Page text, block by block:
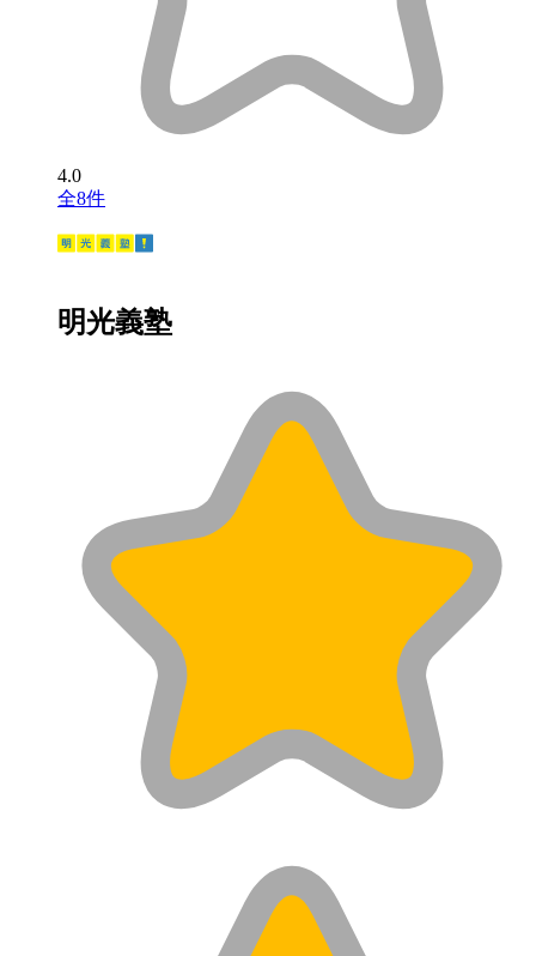
4.0
全8件
明光義塾